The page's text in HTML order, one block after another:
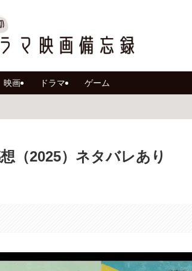
映画 ドラマ ゲーム
（2025）ネタバレあり